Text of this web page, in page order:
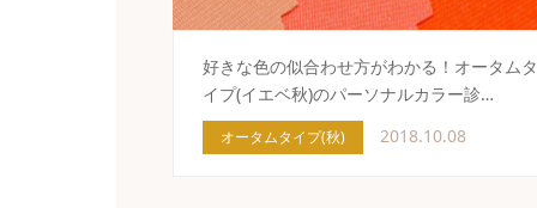
好きな色の似合わせ方がわかる！オータムタ
イプ(イエベ秋)のパーソナルカラー診…
オータムタイプ(秋) 2018.10.08